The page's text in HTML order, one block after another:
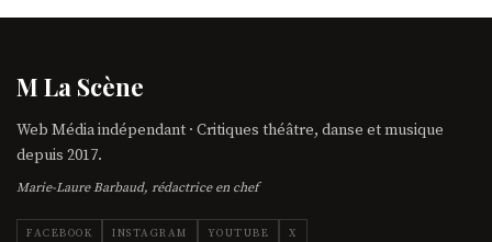
M La Scène
Web Média indépendant · Critiques théâtre, danse et musique
depuis 2017.
Marie-Laure Barbaud, rédactrice en chef
FACEBOOK INSTAGRAM YOUTUBE X